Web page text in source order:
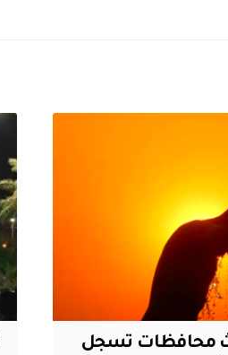
محافظات تسجل